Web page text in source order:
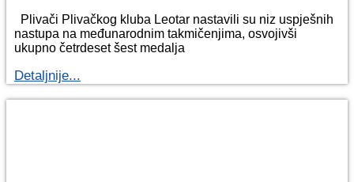
Plivači Plivačkog kluba Leotar nastavili su niz uspješnih
nastupa na međunarodnim takmičenjima, osvojivši
ukupno četrdeset šest medalja
Detaljnije...